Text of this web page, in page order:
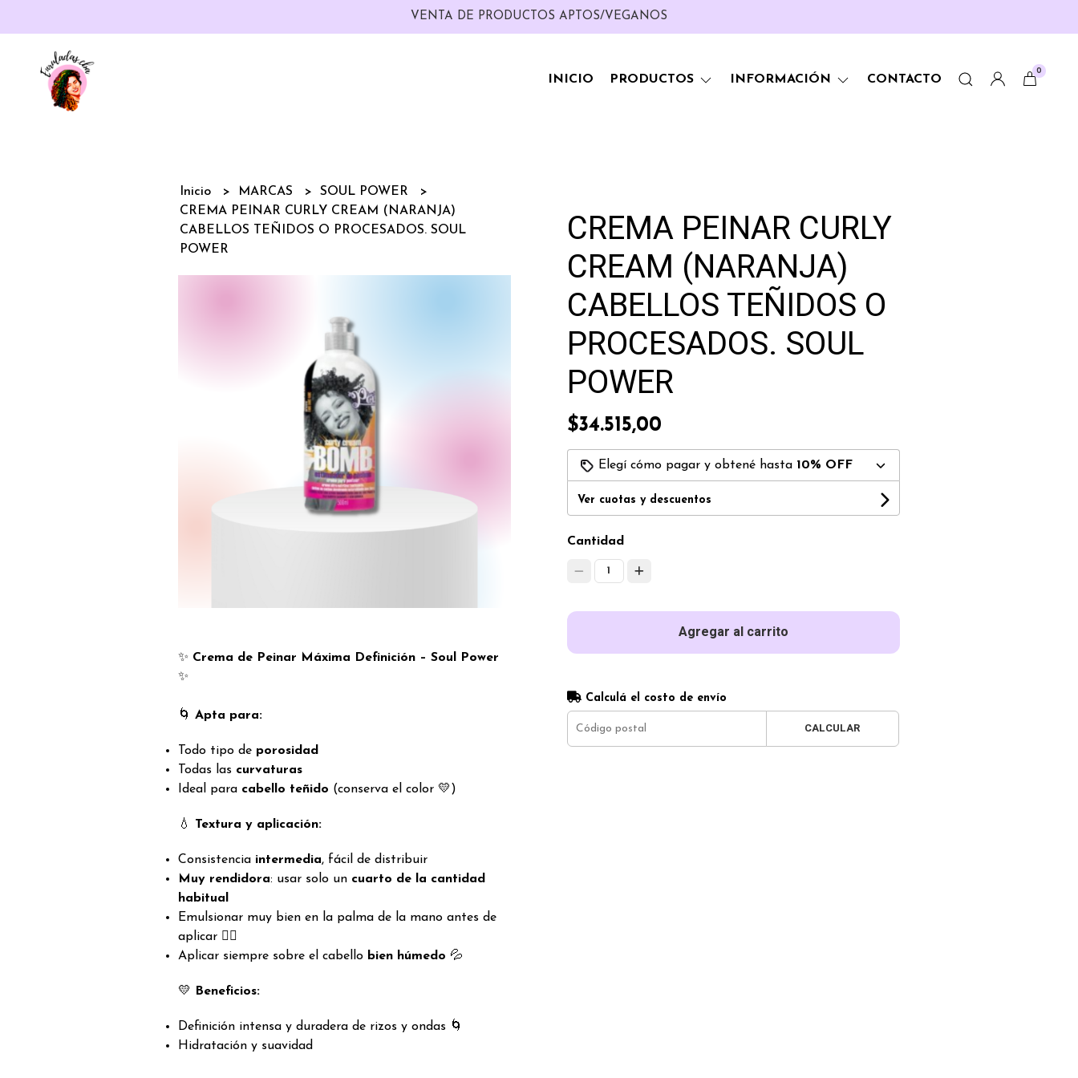
VENTA DE PRODUCTOS APTOS/VEGANOS
INICIO PRODUCTOS INFORMACIÓN CONTACTO
0
Inicio MARCAS
SOUL POWER
CREMA PEINAR CURLY CREAM (NARANJA)
CABELLOS TEÑIDOS O PROCESADOS. SOUL
POWER
✨ Crema de Peinar Máxima Definición – Soul Power
✨
🌀Apta para:
Todo tipo de porosidad
Todas las curvaturas
Ideal para cabello teñido (conserva el color 💛)
💧 Textura y aplicación:
Consistencia intermedia, fácil de distribuir
Muy rendidora: usar solo un cuarto de la cantidad
habitual
Emulsionar muy bien en la palma de la mano antes de
aplicar 💆‍♀️
Aplicar siempre sobre el cabello bien húmedo 💦
💛 Beneficios:
Definición intensa y duradera de rizos y ondas 🌀
Hidratación y suavidad
CREMA PEINAR CURLY
CREAM (NARANJA)
CABELLOS TEÑIDOS O
PROCESADOS. SOUL
POWER
$34.515,00
Elegí cómo pagar y obtené hasta 10% OFF
Ver cuotas y descuentos
Cantidad
1
Agregar al carrito
Calculá el costo de envío
CALCULAR